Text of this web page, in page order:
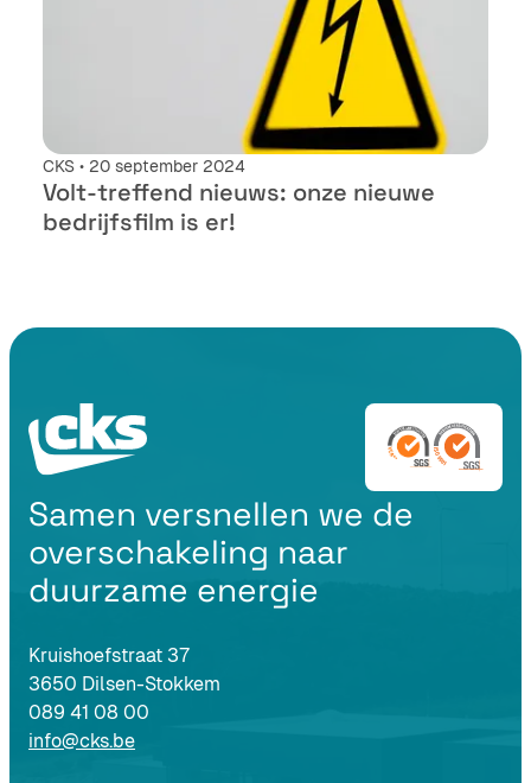
CKS • 20 september 2024
Volt-treffend nieuws: onze nieuwe
bedrijfsfilm is er!
Samen versnellen we de
overschakeling naar
duurzame energie
Kruishoefstraat 37
3650 Dilsen-Stokkem
089 41 08 00
info@cks.be